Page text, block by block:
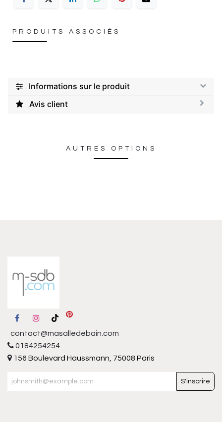
PRODUITS ASSOCIÉS
Informations sur le produit
Avis client
AUTRES OPTIONS
contact@masalledebain.com
0184254254
156 Boulevard Haussmann, 75008 Paris
S'inscrire